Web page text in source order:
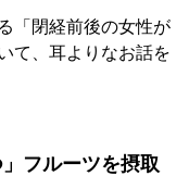
「閉経前後の女性が
て、耳よりなお話を
フルーツを摂取